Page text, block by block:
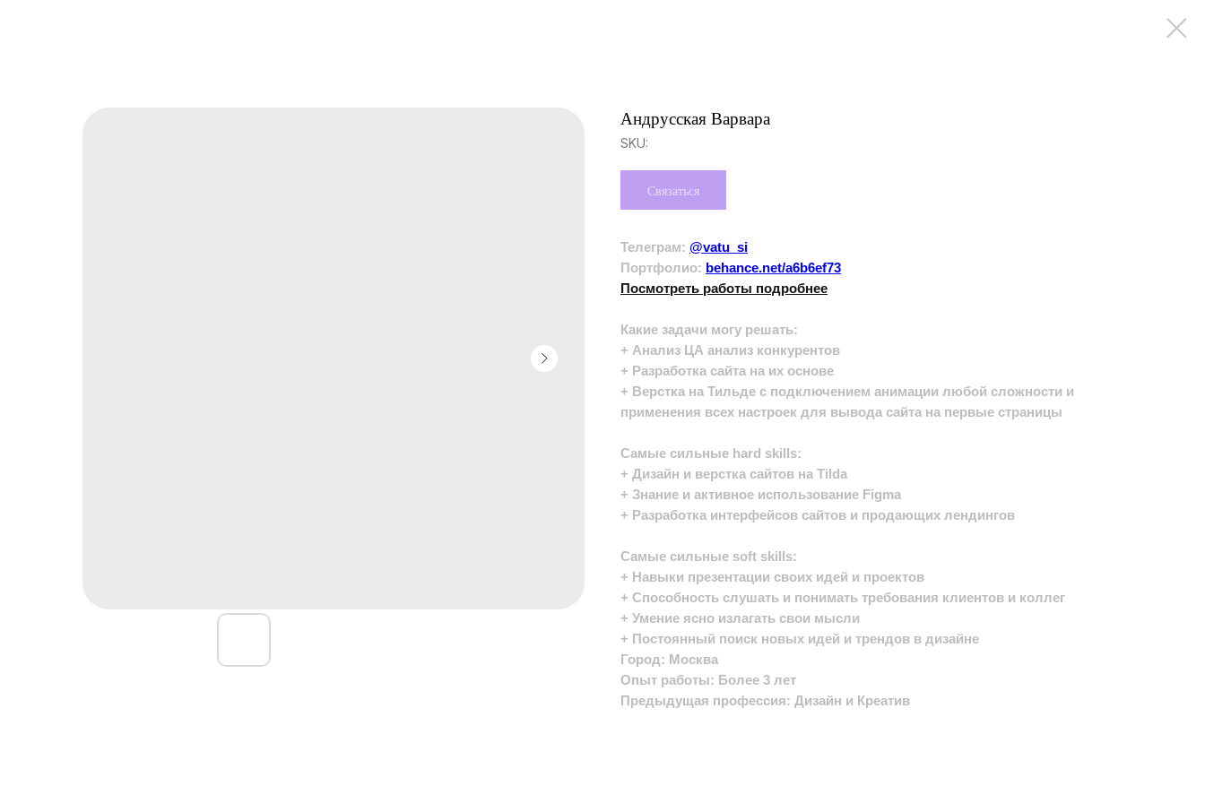
Андрусская Варвара
SKU:
Связаться
Телеграм: @vatu_si
Портфолио: behance.net/a6b6ef73
Посмотреть работы подробнее
Какие задачи могу решать:
+ Анализ ЦА анализ конкурентов
+ Разработка сайта на их основе
+ Верстка на Тильде с подключением анимации любой сложности и
применения всех настроек для вывода сайта на первые страницы
Самые сильные hard skills:
+ Дизайн и верстка сайтов на Tilda
+ Знание и активное использование Figma
+ Разработка интерфейсов сайтов и продающих лендингов
Самые сильные soft skills:
+ Навыки презентации своих идей и проектов
+ Способность слушать и понимать требования клиентов и коллег
+ Умение ясно излагать свои мысли
+ Постоянный поиск новых идей и трендов в дизайне
Город: Москва
Опыт работы: Более 3 лет
Предыдущая профессия: Дизайн и Креатив